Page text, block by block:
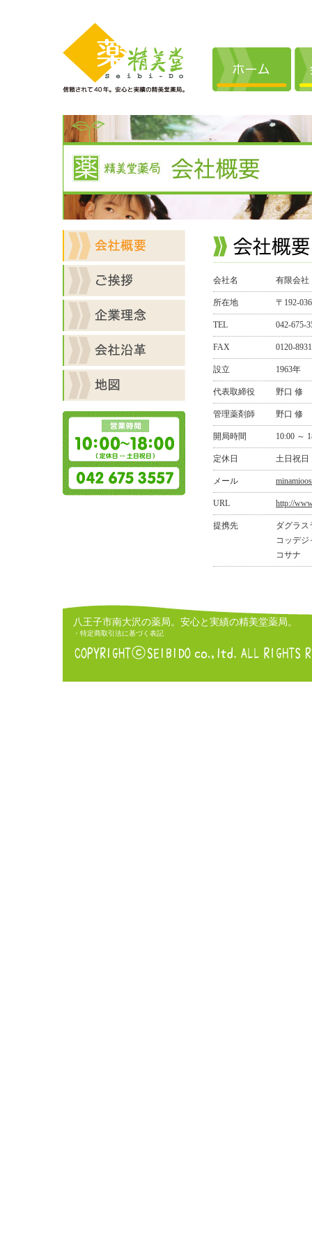
会社名 有限会
所在地 〒192-
TEL 042-675-
FAX 0120-
設立 1963年
代表取締役 野口 修
管理薬剤師 野口 修
開局時間 10:00 ～
定休日 土日祝日
メール
URL http://
提携先
ダグラス
コッデジ
コサナ
八王子市南大沢の薬局。安心と実績の精美堂薬局。
・特定商取引法に基づく表記